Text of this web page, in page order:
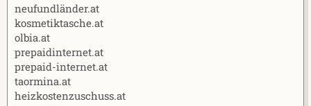
neufundländer.at
kosmetiktasche.at
olbia.at
prepaidinternet.at
prepaid-internet.at
taormina.at
heizkostenzuschuss.at